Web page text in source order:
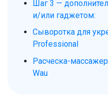
Шаг 3 —
и/или гаджетом:
Сыворотка для
Professional
Расческа-
Wau